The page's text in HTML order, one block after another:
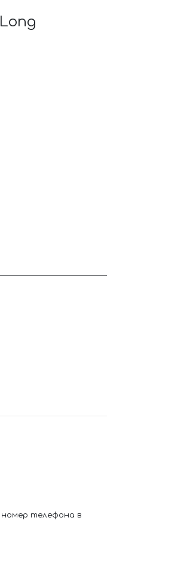
телефона в